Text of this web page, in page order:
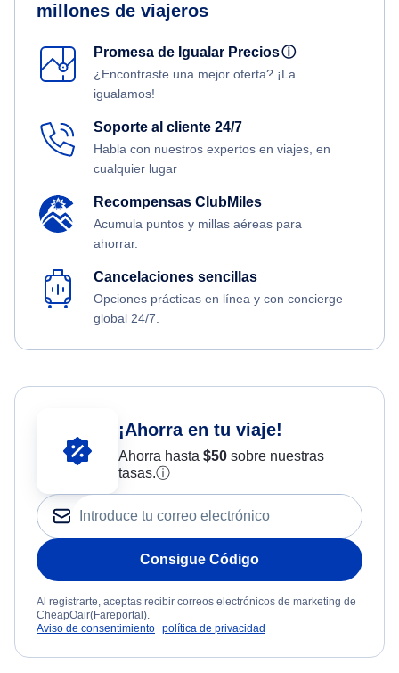
millones de viajeros
Promesa de Igualar Preciosⓘ
¿Encontraste una mejor oferta? ¡La
igualamos!
Soporte al cliente 24/7
Habla con nuestros expertos en viajes, en
cualquier lugar
Recompensas ClubMiles
Acumula puntos y millas aéreas para
ahorrar.
Cancelaciones sencillas
Opciones prácticas en línea y con concierge
global 24/7.
¡Ahorra en tu viaje!
Ahorra hasta $50sobre nuestras
tasas.ⓘ
Consigue Código
Al registrarte, aceptas recibir correos electrónicos de marketing de
CheapOair(Fareportal).
Aviso de consentimiento política de privacidad